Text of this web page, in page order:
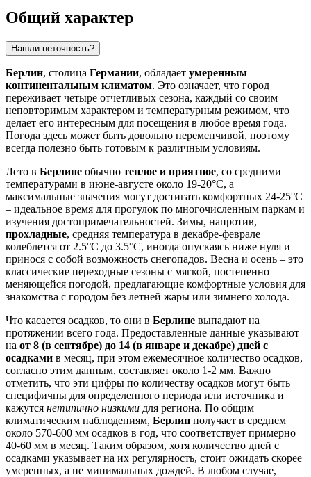
Общий характер
Нашли неточность?
Берлин, столица Германии, обладает умеренным
континентальным климатом. Это означает, что город
переживает четыре отчетливых сезона, каждый со своим
неповторимым характером и температурным режимом, что
делает его интересным для посещения в любое время года.
Погода здесь может быть довольно переменчивой, поэтому
всегда полезно быть готовым к различным условиям.
Лето в Берлине обычно теплое и приятное, со средними
температурами в июне-августе около 19-20°C, а
максимальные значения могут достигать комфортных 24-25°C
– идеальное время для прогулок по многочисленным паркам и
изучения достопримечательностей. Зимы, напротив,
прохладные, средняя температура в декабре-феврале
колеблется от 2.5°C до 3.5°C, иногда опускаясь ниже нуля и
принося с собой возможность снегопадов. Весна и осень – это
классические переходные сезоны с мягкой, постепенно
меняющейся погодой, предлагающие комфортные условия для
знакомства с городом без летней жары или зимнего холода.
Что касается осадков, то они в Берлине выпадают на
протяжении всего года. Предоставленные данные указывают
на от 8 (в сентябре) до 14 (в январе и декабре) дней с
осадками в месяц, при этом ежемесячное количество осадков,
согласно этим данным, составляет около 1-2 мм. Важно
отметить, что эти цифры по количеству осадков могут быть
специфичны для определенного периода или источника и
кажутся нетипично низкими для региона. По общим
климатическим наблюдениям, Берлин получает в среднем
около 570-600 мм осадков в год, что соответствует примерно
40-60 мм в месяц. Таким образом, хотя количество дней с
осадками указывает на их регулярность, стоит ожидать скорее
умеренных, а не минимальных дождей. В любом случае,